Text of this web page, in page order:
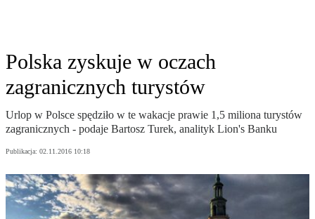
Polska zyskuje w oczach
zagranicznych turystów
Urlop w Polsce spędziło w te wakacje prawie 1,5 miliona turystów
zagranicznych - podaje Bartosz Turek, analityk Lion's Banku
Publikacja: 02.11.2016 10:18